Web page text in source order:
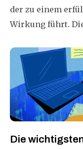
der zu einem
Wirkung führt.
können.
Die